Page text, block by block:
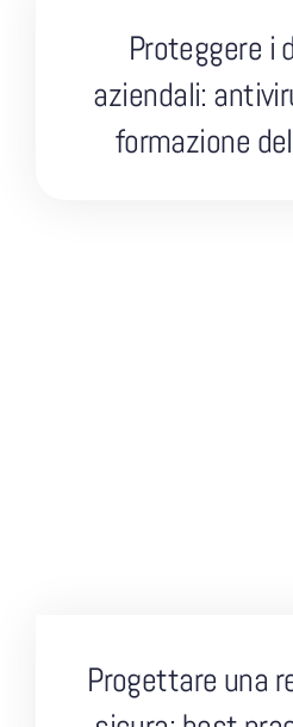
Proteggere i
aziendali:
formazione
Progettare una